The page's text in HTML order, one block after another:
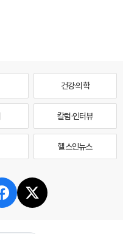
건강·의학
칼럼·인터뷰
헬스인뉴스